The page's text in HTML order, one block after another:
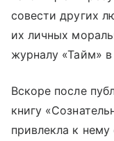
совести других
их личных
журналу «Тайм»
Вскоре после
книгу
привлекла к